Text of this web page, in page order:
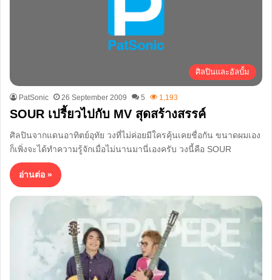
ศิลปินและอัลบั้ม
PatSonic 26 September 2009 5 1,193
SOUR เปรี้ยวไปกับ MV สุดสร้างสรรค์
ศิลปินจากแดนอาทิตย์อุทัย วงที่ไม่ค่อยมีใครคุ้นเคยชื่อกัน ขนาดผมเอง
ก็เพิ่งจะได้ทำความรู้จักเมื่อไม่นานมานี่เองครับ วงนี้คือ SOUR
อ่านต่อ »